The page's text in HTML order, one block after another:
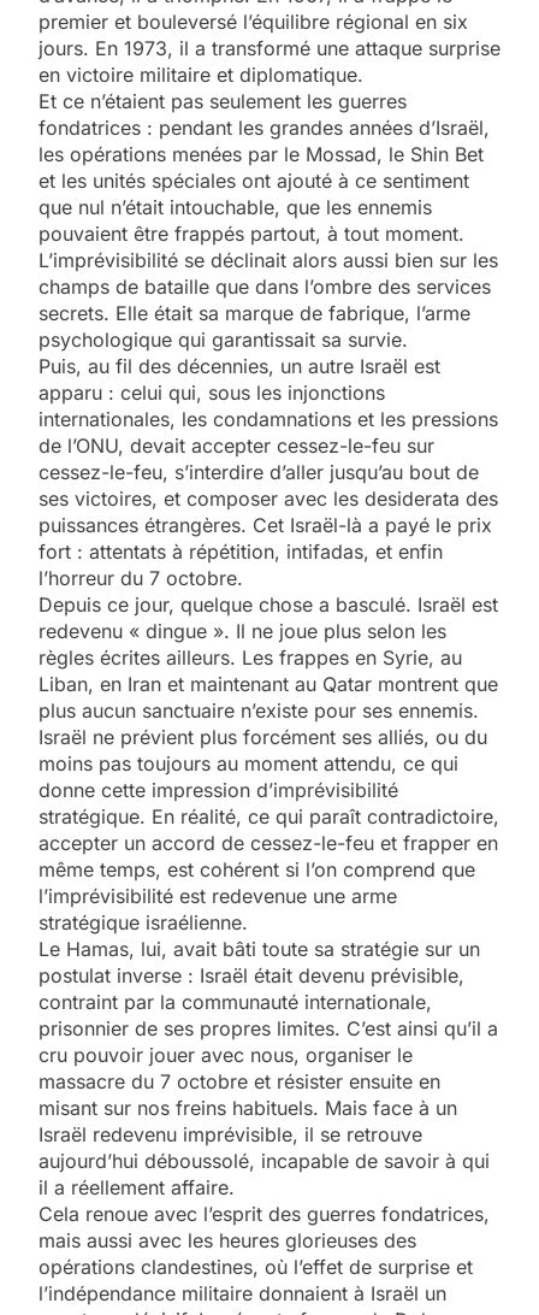
premier et bouleversé l’équilibre régional en six
jours. En 1973, il a transformé une attaque surprise
en victoire militaire et diplomatique.
Et ce n’étaient pas seulement les guerres
fondatrices : pendant les grandes années d’Israël,
les opérations menées par le Mossad, le Shin Bet
et les unités spéciales ont ajouté à ce sentiment
que nul n’était intouchable, que les ennemis
pouvaient être frappés partout, à tout moment.
L’imprévisibilité se déclinait alors aussi bien sur les
champs de bataille que dans l’ombre des services
secrets. Elle était sa marque de fabrique, l’arme
psychologique qui garantissait sa survie.
Puis, au fil des décennies, un autre Israël est
apparu : celui qui, sous les injonctions
internationales, les condamnations et les pressions
de l’ONU, devait accepter cessez-le-feu sur
cessez-le-feu, s’interdire d’aller jusqu’au bout de
ses victoires, et composer avec les desiderata des
puissances étrangères. Cet Israël-là a payé le prix
fort : attentats à répétition, intifadas, et enfin
l’horreur du 7 octobre.
Depuis ce jour, quelque chose a basculé. Israël est
redevenu « dingue ». Il ne joue plus selon les
règles écrites ailleurs. Les frappes en Syrie, au
Liban, en Iran et maintenant au Qatar montrent que
plus aucun sanctuaire n’existe pour ses ennemis.
Israël ne prévient plus forcément ses alliés, ou du
moins pas toujours au moment attendu, ce qui
donne cette impression d’imprévisibilité
stratégique. En réalité, ce qui paraît contradictoire,
accepter un accord de cessez-le-feu et frapper en
même temps, est cohérent si l’on comprend que
l’imprévisibilité est redevenue une arme
stratégique israélienne.
Le Hamas, lui, avait bâti toute sa stratégie sur un
postulat inverse : Israël était devenu prévisible,
contraint par la communauté internationale,
prisonnier de ses propres limites. C’est ainsi qu’il a
cru pouvoir jouer avec nous, organiser le
massacre du 7 octobre et résister ensuite en
misant sur nos freins habituels. Mais face à un
Israël redevenu imprévisible, il se retrouve
aujourd’hui déboussolé, incapable de savoir à qui
il a réellement affaire.
Cela renoue avec l’esprit des guerres fondatrices,
mais aussi avec les heures glorieuses des
opérations clandestines, où l’effet de surprise et
l’indépendance militaire donnaient à Israël un